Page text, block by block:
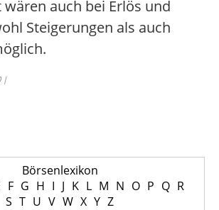
auch bei Erlös und
Steigerungen als auch
|
Börsenlexikon
F G H I J K L M N O P Q R
S T U V W X Y Z